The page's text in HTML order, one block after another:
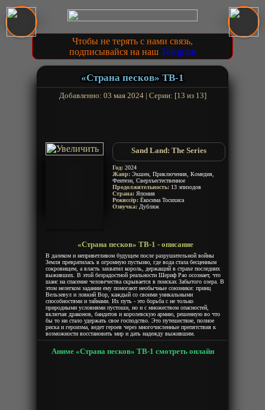
Чтобы не терять с нами связь,
подписывайся на наш Telegram
«Страна песков» ТВ-1
Добавленно: 03 мая 2024 | Серии: [13 из 13]
Sand Land: The Series
Год: 2024
Жанр: Экшен, Приключения, Комедия,
Фентези, Сверхъестественное
Продолжительность: 13 эпизодов
Страна: Япония
Режиссёр: Ёкосима Тосихиса
Озвучка: Дубляж
«Страна песков» ТВ-1 - описание
В далеком и неприветливом будущем после разрушительной войны
Земля превратилась в огромную пустыню, где вода стала бесценным
сокровищем, а власть захватил король, держащий в страхе последних
выживших. В этой безрадостной реальности Шериф Рао осознает, что
шанс на спасение человечества скрывается в поисках Забытого озера. В
этом нелегком задании ему помогают необычные союзники: принц
Вельзевул и ловкий Вор, каждый со своими уникальными
способностями и тайнами. Их путь - это борьба с не только
природными условиями пустоши, но и с множеством опасностей,
включая драконов, бандитов и королевскую армию, решенную во что
бы то ни стало удержать свое господство. Это путешествие, полное
риска и героизма, ведет героев через многочисленные препятствия к
возможности восстановить мир и дать надежду выжившим.
Аниме «Страна песков» ТВ-1 смотреть онлайн